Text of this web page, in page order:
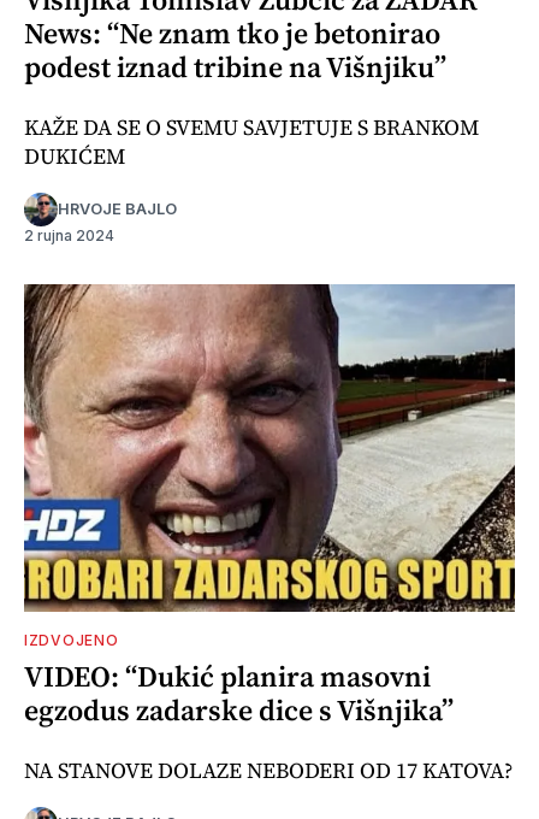
News: “Ne znam tko je betonirao
podest iznad tribine na Višnjiku”
KAŽE DA SE O SVEMU SAVJETUJE S BRANKOM
DUKIĆEM
HRVOJE BAJLO
2 rujna 2024
IZDVOJENO
VIDEO: “Dukić planira masovni
egzodus zadarske dice s Višnjika”
NA STANOVE DOLAZE NEBODERI OD 17 KATOVA?